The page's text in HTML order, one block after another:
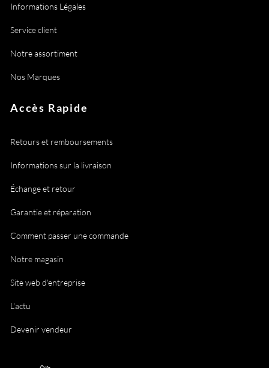
Informations Légales
Service client
Notre assortiment
Nos Marques
Accès Rapide
Retours et remboursements
Informations sur la livraison
Échange et retour
Garantie et réparation
Comment passer une commande
Notre magasin
Site web d'entreprise
L'actu
Devenir vendeur